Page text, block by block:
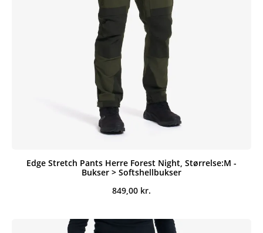
Edge Stretch Pants Herre Forest Night, Størrelse:M -
Bukser > Softshellbukser
849,00 kr.